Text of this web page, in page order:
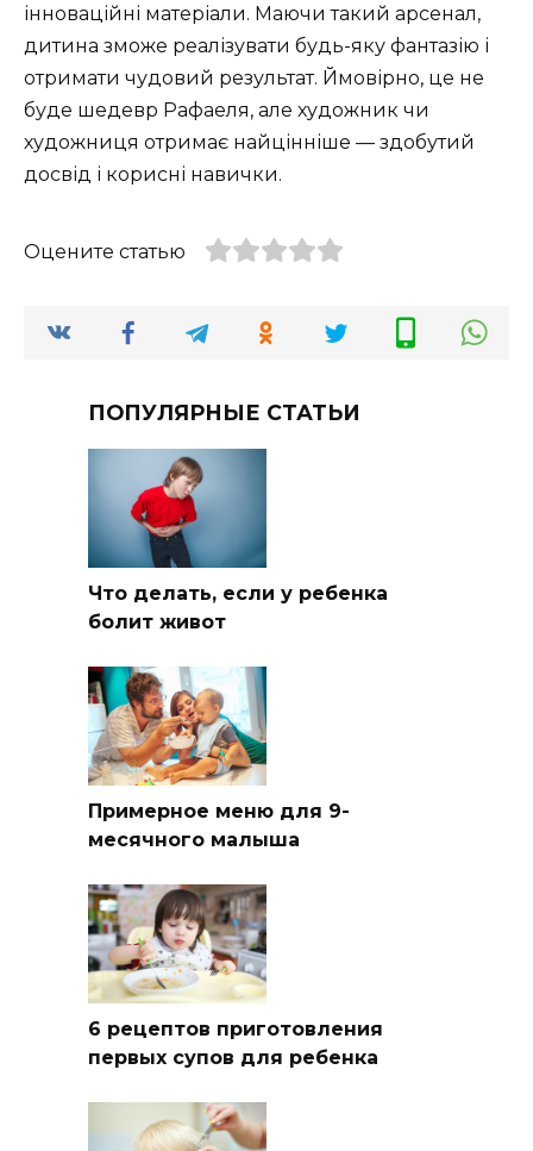
інноваційні матеріали. Маючи такий арсенал,
дитина зможе реалізувати будь-яку фантазію і
отримати чудовий результат. Ймовірно, це не
буде шедевр Рафаеля, але художник чи
художниця отримає найцінніше — здобутий
досвід і корисні навички.
Оцените статью
ПОПУЛЯРНЫЕ СТАТЬИ
Что делать, если у ребенка
болит живот
Примерное меню для 9-
месячного малыша
6 рецептов приготовления
первых супов для ребенка